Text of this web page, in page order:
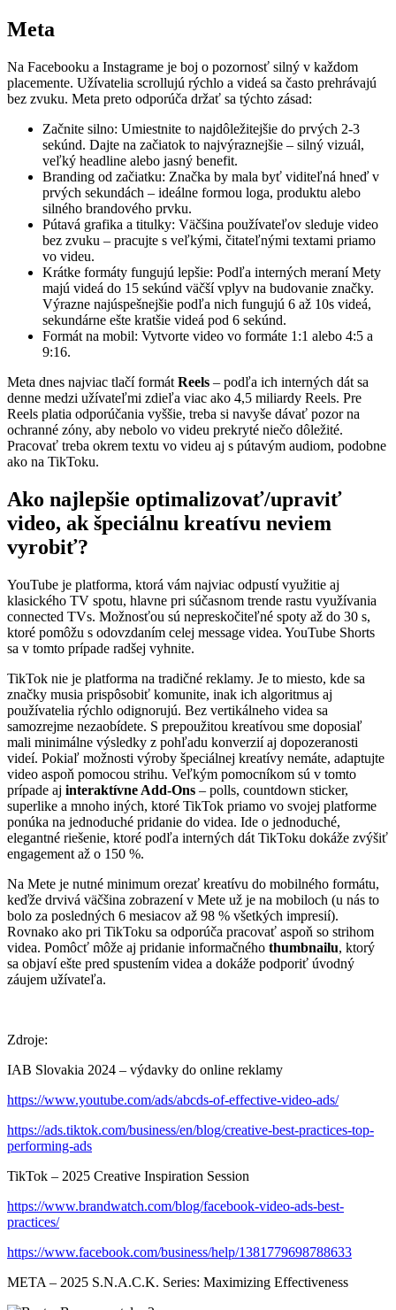
Meta
Na Facebooku a Instagrame je boj o pozornosť silný v každom
placemente. Užívatelia scrollujú rýchlo a videá sa často prehrávajú
bez zvuku. Meta preto odporúča držať sa týchto zásad:
Začnite silno: Umiestnite to najdôležitejšie do prvých 2-3
sekúnd. Dajte na začiatok to najvýraznejšie – silný vizuál,
veľký headline alebo jasný benefit.
Branding od začiatku: Značka by mala byť viditeľná hneď v
prvých sekundách – ideálne formou loga, produktu alebo
silného brandového prvku.
Pútavá grafika a titulky: Väčšina používateľov sleduje video
bez zvuku – pracujte s veľkými, čitateľnými textami priamo
vo videu.
Krátke formáty fungujú lepšie: Podľa interných meraní Mety
majú videá do 15 sekúnd väčší vplyv na budovanie značky.
Výrazne najúspešnejšie podľa nich fungujú 6 až 10s videá,
sekundárne ešte kratšie videá pod 6 sekúnd.
Formát na mobil: Vytvorte video vo formáte 1:1 alebo 4:5 a
9:16.
Meta dnes najviac tlačí formát Reels – podľa ich interných dát sa
denne medzi užívateľmi zdieľa viac ako 4,5 miliardy Reels. Pre
Reels platia odporúčania vyššie, treba si navyše dávať pozor na
ochranné zóny, aby nebolo vo videu prekryté niečo dôležité.
Pracovať treba okrem textu vo videu aj s pútavým audiom, podobne
ako na TikToku.
Ako najlepšie optimalizovať/upraviť
video, ak špeciálnu kreatívu neviem
vyrobiť?
YouTube je platforma, ktorá vám najviac odpustí využitie aj
klasického TV spotu, hlavne pri súčasnom trende rastu využívania
connected TVs. Možnosťou sú nepreskočiteľné spoty až do 30 s,
ktoré pomôžu s odovzdaním celej message videa. YouTube Shorts
sa v tomto prípade radšej vyhnite.
TikTok nie je platforma na tradičné reklamy. Je to miesto, kde sa
značky musia prispôsobiť komunite, inak ich algoritmus aj
používatelia rýchlo odignorujú. Bez vertikálneho videa sa
samozrejme nezaobídete. S prepoužitou kreatívou sme doposiaľ
mali minimálne výsledky z pohľadu konverzií aj dopozeranosti
videí. Pokiaľ možnosti výroby špeciálnej kreatívy nemáte, adaptujte
video aspoň pomocou strihu. Veľkým pomocníkom sú v tomto
prípade aj interaktívne Add-Ons – polls, countdown sticker,
superlike a mnoho iných, ktoré TikTok priamo vo svojej platforme
ponúka na jednoduché pridanie do videa. Ide o jednoduché,
elegantné riešenie, ktoré podľa interných dát TikToku dokáže zvýšiť
engagement až o 150 %.
Na Mete je nutné minimum orezať kreatívu do mobilného formátu,
keďže drvivá väčšina zobrazení v Mete už je na mobiloch (u nás to
bolo za posledných 6 mesiacov až 98 % všetkých impresií).
Rovnako ako pri TikToku sa odporúča pracovať aspoň so strihom
videa. Pomôcť môže aj pridanie informačného thumbnailu, ktorý
sa objaví ešte pred spustením videa a dokáže podporiť úvodný
záujem užívateľa.
Zdroje:
IAB Slovakia 2024 – výdavky do online reklamy
https://www.youtube.com/ads/abcds-of-effective-video-ads/
https://ads.tiktok.com/business/en/blog/creative-best-practices-top-
performing-ads
TikTok – 2025 Creative Inspiration Session
https://www.brandwatch.com/blog/facebook-video-ads-best-
practices/
https://www.facebook.com/business/help/1381779698788633
META – 2025 S.N.A.C.K. Series: Maximizing Effectiveness